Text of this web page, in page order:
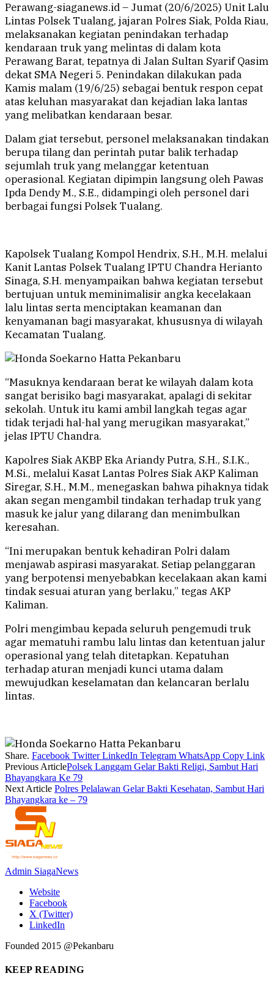
Perawang-siaganews.id – Jumat (20/6/2025) Unit Lalu
Lintas Polsek Tualang, jajaran Polres Siak, Polda Riau,
melaksanakan kegiatan penindakan terhadap
kendaraan truk yang melintas di dalam kota
Perawang Barat, tepatnya di Jalan Sultan Syarif Qasim
dekat SMA Negeri 5. Penindakan dilakukan pada
Kamis malam (19/6/25) sebagai bentuk respon cepat
atas keluhan masyarakat dan kejadian laka lantas
yang melibatkan kendaraan besar.
Dalam giat tersebut, personel melaksanakan tindakan
berupa tilang dan perintah putar balik terhadap
sejumlah truk yang melanggar ketentuan
operasional. Kegiatan dipimpin langsung oleh Pawas
Ipda Dendy M., S.E., didampingi oleh personel dari
berbagai fungsi Polsek Tualang.
Kapolsek Tualang Kompol Hendrix, S.H., M.H. melalui
Kanit Lantas Polsek Tualang IPTU Chandra Herianto
Sinaga, S.H. menyampaikan bahwa kegiatan tersebut
bertujuan untuk meminimalisir angka kecelakaan
lalu lintas serta menciptakan keamanan dan
kenyamanan bagi masyarakat, khususnya di wilayah
Kecamatan Tualang.
“Masuknya kendaraan berat ke wilayah dalam kota
sangat berisiko bagi masyarakat, apalagi di sekitar
sekolah. Untuk itu kami ambil langkah tegas agar
tidak terjadi hal-hal yang merugikan masyarakat,”
jelas IPTU Chandra.
Kapolres Siak AKBP Eka Ariandy Putra, S.H., S.I.K.,
M.Si., melalui Kasat Lantas Polres Siak AKP Kaliman
Siregar, S.H., M.M., menegaskan bahwa pihaknya tidak
akan segan mengambil tindakan terhadap truk yang
masuk ke jalur yang dilarang dan menimbulkan
keresahan.
“Ini merupakan bentuk kehadiran Polri dalam
menjawab aspirasi masyarakat. Setiap pelanggaran
yang berpotensi menyebabkan kecelakaan akan kami
tindak sesuai aturan yang berlaku,” tegas AKP
Kaliman.
Polri mengimbau kepada seluruh pengemudi truk
agar mematuhi rambu lalu lintas dan ketentuan jalur
operasional yang telah ditetapkan. Kepatuhan
terhadap aturan menjadi kunci utama dalam
mewujudkan keselamatan dan kelancaran berlalu
lintas.
Share. Facebook Twitter LinkedIn Telegram WhatsApp Copy Link
Previous ArticlePolsek Langgam Gelar Bakti Religi, Sambut Hari
Bhayangkara Ke 79
Next Article Polres Pelalawan Gelar Bakti Kesehatan, Sambut Hari
Bhayangkara ke – 79
Admin SiagaNews
Website
Facebook
X (Twitter)
LinkedIn
Founded 2015 @Pekanbaru
KEEP READING